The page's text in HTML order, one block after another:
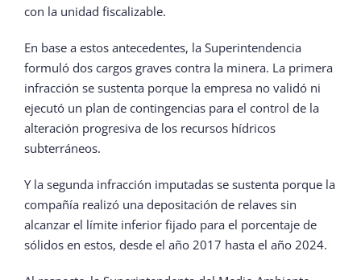
con la unidad fiscalizable.
En base a estos antecedentes, la Superintendencia
formuló dos cargos graves contra la minera. La primera
infracción se sustenta porque la empresa no validó ni
ejecutó un plan de contingencias para el control de la
alteración progresiva de los recursos hídricos
subterráneos.
Y la segunda infracción imputadas se sustenta porque la
compañía realizó una depositación de relaves sin
alcanzar el límite inferior fijado para el porcentaje de
sólidos en estos, desde el año 2017 hasta el año 2024.